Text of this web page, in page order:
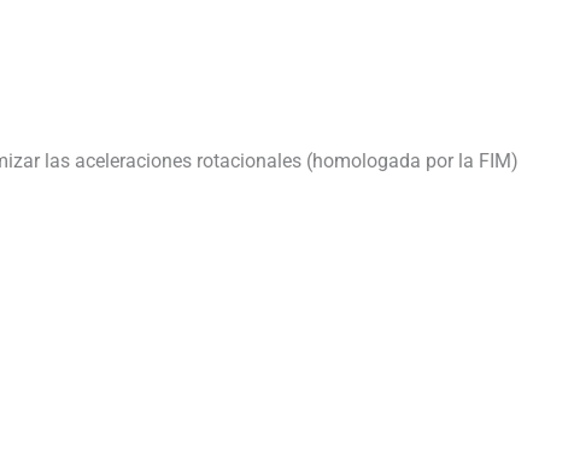
las aceleraciones rotacionales (homologada por la FIM)